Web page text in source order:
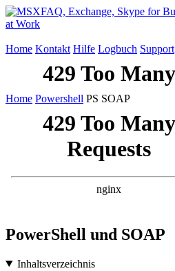
Home Kontakt Hilfe Logbuch Support
Home Powershell PS SOAP
PowerShell und SOAP
Inhaltsverzeichnis